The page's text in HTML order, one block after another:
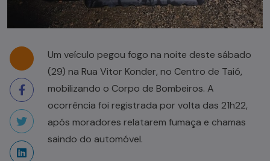
Um veículo pegou fogo na noite deste sábado
(29) na Rua Vitor Konder, no Centro de Taió,
mobilizando o Corpo de Bombeiros. A
ocorrência foi registrada por volta das 21h22,
após moradores relatarem fumaça e chamas
saindo do automóvel.